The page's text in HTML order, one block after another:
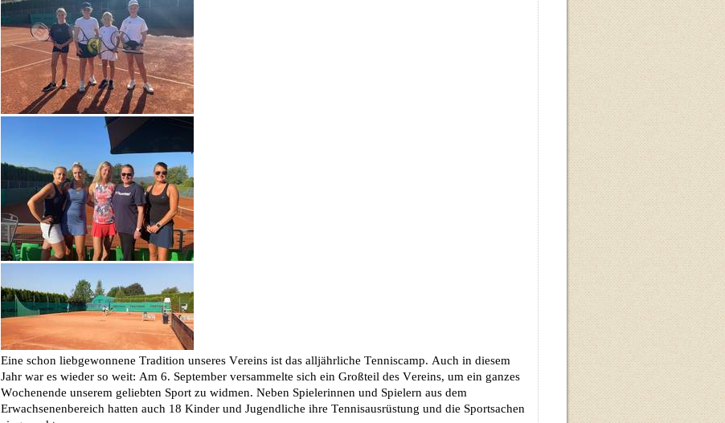
Eine schon liebgewonnene Tradition unseres Vereins ist das alljährliche Tenniscamp. Auch in diesem
Jahr war es wieder so weit: Am 6. September versammelte sich ein Großteil des Vereins, um ein ganzes
Wochenende unserem geliebten Sport zu widmen. Neben Spielerinnen und Spielern aus dem
Erwachsenenbereich hatten auch 18 Kinder und Jugendliche ihre Tennisausrüstung und die Sportsachen